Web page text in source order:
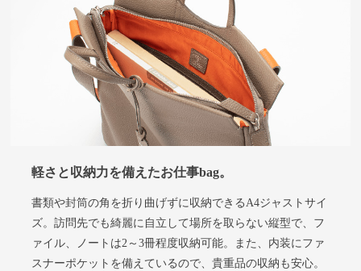
軽さと収納力を備えたお仕事bag。
書類や封筒の角を折り曲げずに収納できるA4ジャストサイ
ズ。訪問先でも綺麗に自立して場所を取らない縦型で、フ
ァイル、ノートは2～3冊程度収納可能。また、内装にファ
スナーポケットを備えているので、貴重品の収納も安心。